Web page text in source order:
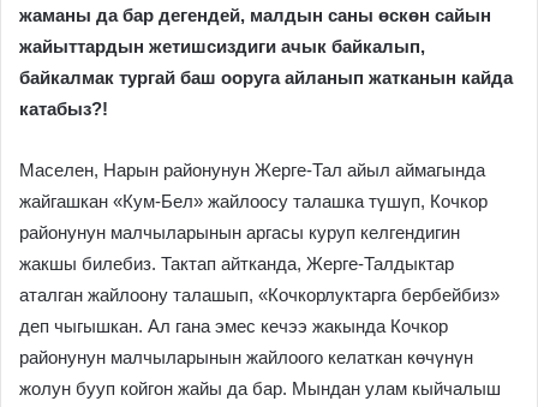
жаманы да бар дегендей, малдын саны өскөн сайын
жайыттардын жетишсиздиги ачык байкалып,
байкалмак тургай баш ооруга айланып жатканын кайда
катабыз?!
Маселен, Нарын районунун Жерге-Тал айыл аймагында
жайгашкан «Кум-Бел» жайлоосу талашка тγшγп, Кочкор
районунун малчыларынын аргасы куруп келгендигин
жакшы билебиз. Тактап айтканда, Жерге-Талдыктар
аталган жайлоону талашып, «Кочкорлуктарга бербейбиз»
деп чыгышкан. Ал гана эмес кечээ жакында Кочкор
районунун малчыларынын жайлоого келаткан көчγнγн
жолун бууп койгон жайы да бар. Мындан улам кыйчалыш